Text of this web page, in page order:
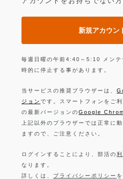
新規アカウン
毎週日曜の午前4:40～5:10 メンテ
時的に停止する事があります。
当サービスの推奨ブラウザーは、
ジョン です。スマートフォンをご
の最新バージョンのGoogle
上記以外のブラウザーでは正常に
ますので、ご注意ください。
ログインすることにより、部活の
なります。
詳しくは、 プライバシーポリシー